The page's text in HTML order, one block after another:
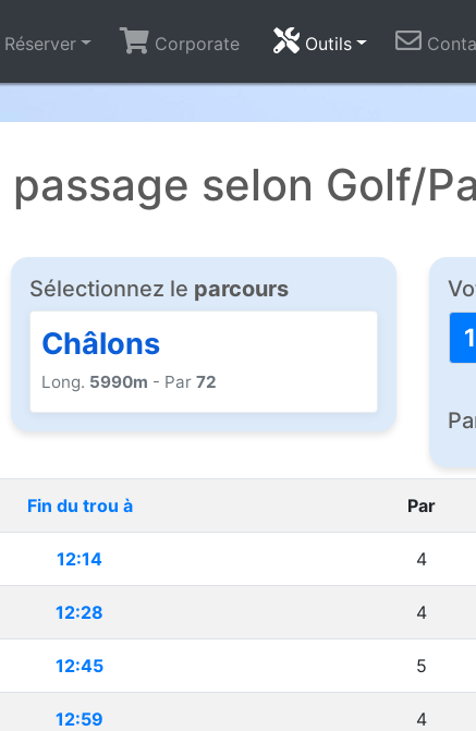
Réserver Corporate Outils
passage selon Golf/
Sélectionnez le parcours
Châlons
Long. 5990m - Par72
Fin du trou à Par
12:14 4
12:28 4
12:45 5
12:59 4